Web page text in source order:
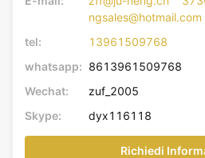
ngsales@hotmail.com
tel:
13961509768
whatsapp: 8613961509768
Wechat:
zuf_2005
Skype:
dyx116118
Richiedi